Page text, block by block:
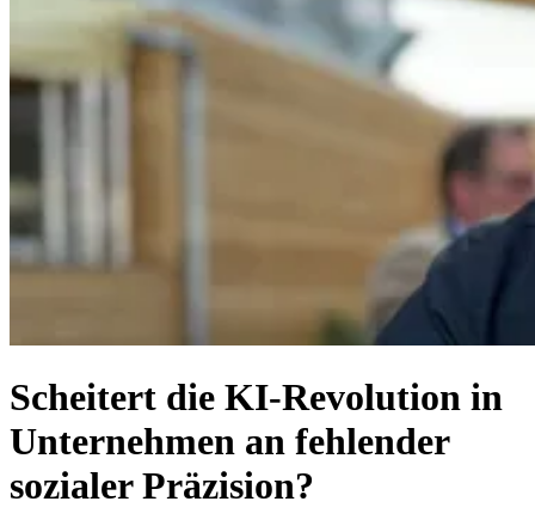
Scheitert die KI-Revolution in
Unternehmen an fehlender
sozialer Präzision?